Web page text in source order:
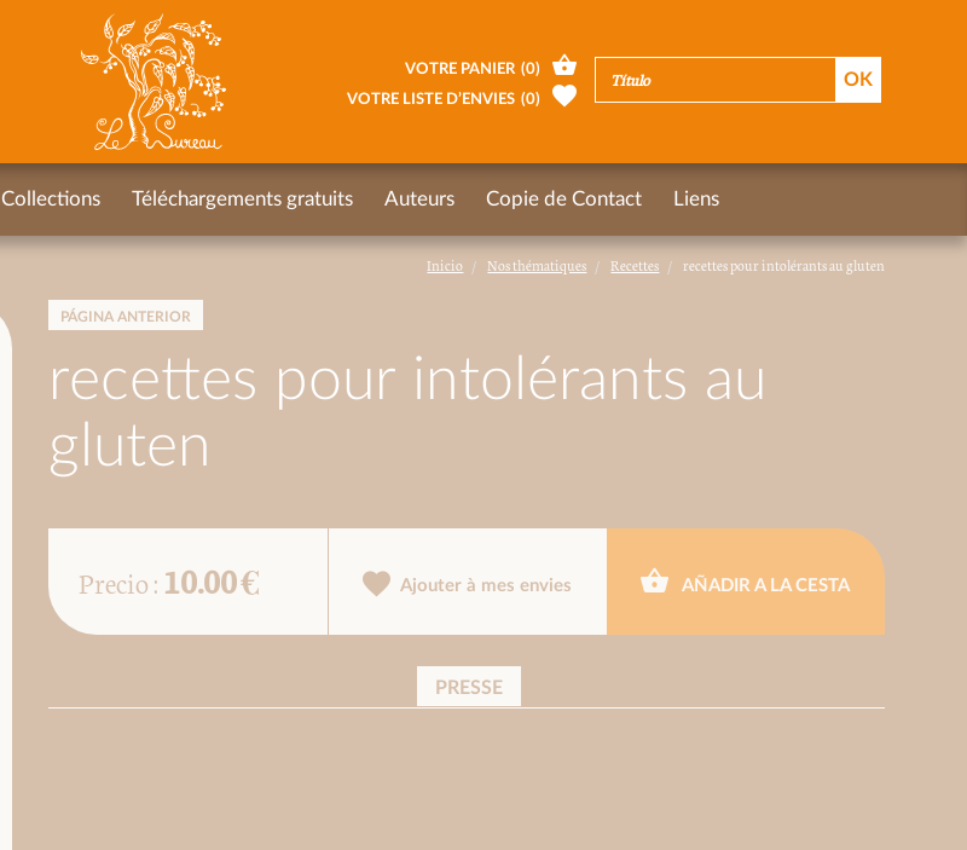
Inicio Nos thématiques Recettes recettes pour intolérants au gluten
PÁGINA ANTERIOR
recettes pour intolérants au
gluten
Precio : 10.00 € Ajouter à mes envies AÑADIR A LA CESTA
PRESSE
VOTRE PANIER (0)
VOTRE LISTE D’ENVIES (0)
Collections Téléchargements gratuits Auteurs Copie de Contact Liens